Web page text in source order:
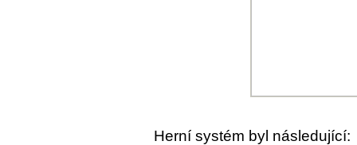
Herní systém byl následující: